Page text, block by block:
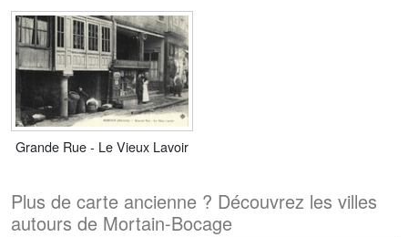
Grande Rue - Le Vieux Lavoir
Plus de carte ancienne ? Découvrez les villes
autours de Mortain-Bocage